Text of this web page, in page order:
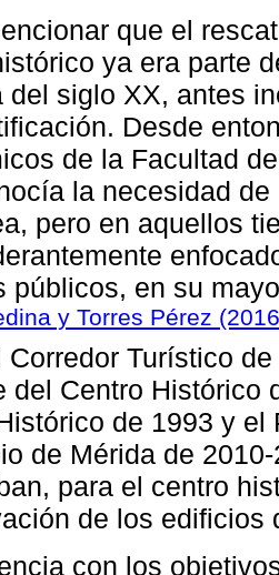
que el
ya era parte
del siglo XX, antes
Desde
de la Facultad
la necesidad
pero en aquellos
públicos, en su
y Torres Pérez
Corredor Turístico
del Centro Histórico
de 1993 y
de Mérida de
para el centro
de los edificios
con los